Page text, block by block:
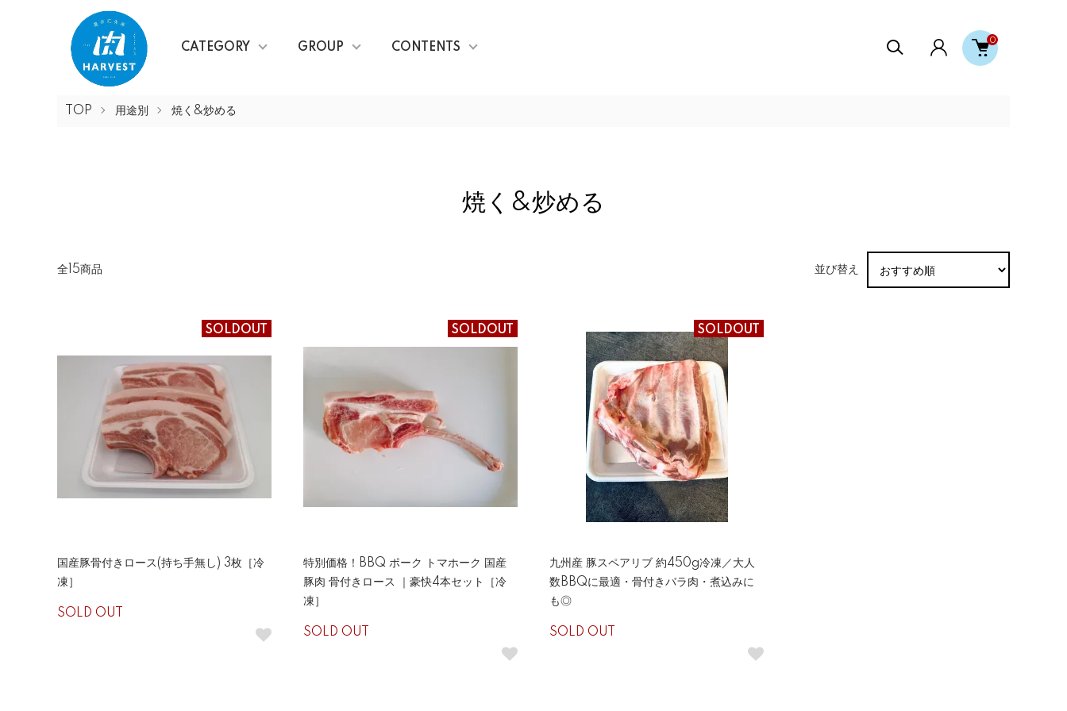
CATEGORY GROUP CONTENTS
0
TOP 用途別 焼く&炒める
焼く&炒める
全15商品 並び替え
SOLDOUT
国産豚骨付きロース(持ち手無し) 3枚［冷
凍］
SOLD OUT
SOLDOUT
特別価格！BBQ ポーク トマホーク 国産
豚肉 骨付きロース ｜豪快4本セット［冷
凍］
SOLD OUT
SOLDOUT
九州産 豚スペアリブ 約450g冷凍／大人
数BBQに最適・骨付きバラ肉・煮込みに
も◎
SOLD OUT